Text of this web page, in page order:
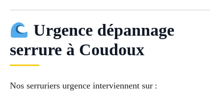
Urgence dépannage
serrure à Coudoux
Nos serruriers urgence interviennent sur :